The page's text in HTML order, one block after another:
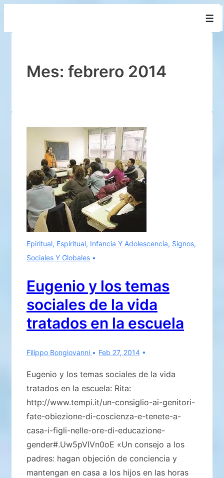
principalMes: febrero 2014
Epiritual, Espiritual, Infancia Y Adolescencia, Signos,
Sociales Y Globales
Eugenio y los temas
sociales de la vida
tratados en la escuela
Filippo Bongiovanni Feb 27, 2014
Eugenio y los temas sociales de la vida
tratados en la escuela: Rita:
http://www.tempi.it/un-consiglio-ai-genitori-
fate-obiezione-di-coscienza-e-tenete-a-
casa-i-figli-nelle-ore-di-educazione-
gender#.Uw5pVIVn0oE «Un consejo a los
padres: hagan objeción de conciencia y
mantengan en casa a los hijos en las horas